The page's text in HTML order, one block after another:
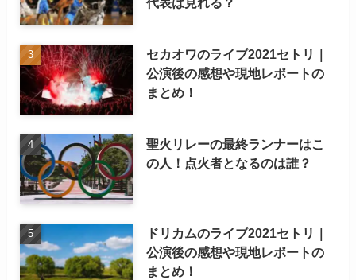
セカオワのライブ2021セトリ｜
公演後の感想や現地レポートの
まとめ！
聖火リレーの最終ランナーはこ
の人！点火者となるのは誰？
ドリカムのライブ2021セトリ｜
公演後の感想や現地レポートの
まとめ！